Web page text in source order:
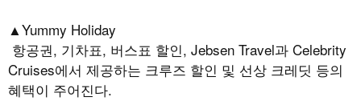
▲Yummy Holiday
항공권, 기차표, 버스표 할인, Jebsen Travel과 Celebrity
Cruises에서 제공하는 크루즈 할인 및 선상 크레딧 등의
혜택이 주어진다.